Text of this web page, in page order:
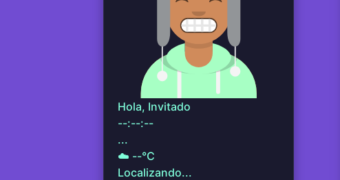
Hola, Invitado
--:--:--
...
☁️ --°C
Localizando...